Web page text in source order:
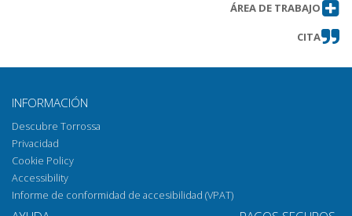
ÁREA DE TRABAJO
CITA
INFORMACIÓN
Descubre Torrossa
Privacidad
Cookie Policy
Accessibility
Informe de conformidad de accesibilidad (VPAT)